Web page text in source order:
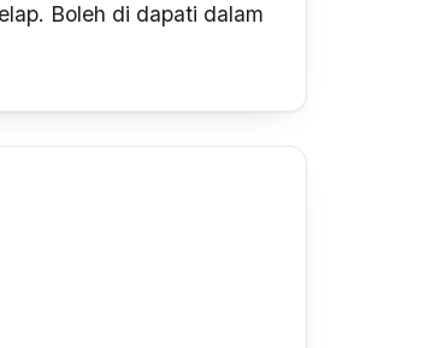
Boleh di dapati dalam